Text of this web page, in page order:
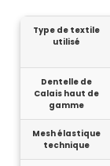
Type de textile
utilisé
Dentelle de
Calais haut de
gamme
Mesh élastique
technique